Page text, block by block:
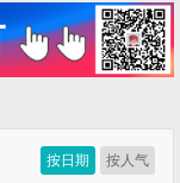
按日期 按人气